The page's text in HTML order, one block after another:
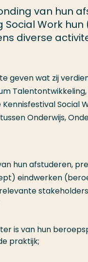
van hun
Social Work
diverse
geven wat zij
Social
Onderwijs,
hun afstuderen,
eindwerken
is van hun
praktijk;